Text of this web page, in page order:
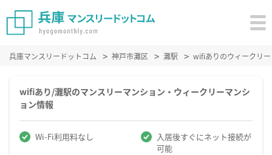
兵庫マンスリードットコム 神戸市灘区 灘駅 wifiありのウィークリ
wifiあり/灘駅のマンスリーマンション・ウィークリーマンシ
ョン情報
Wi-Fi利用料なし
入居後すぐにネット接続が
可能